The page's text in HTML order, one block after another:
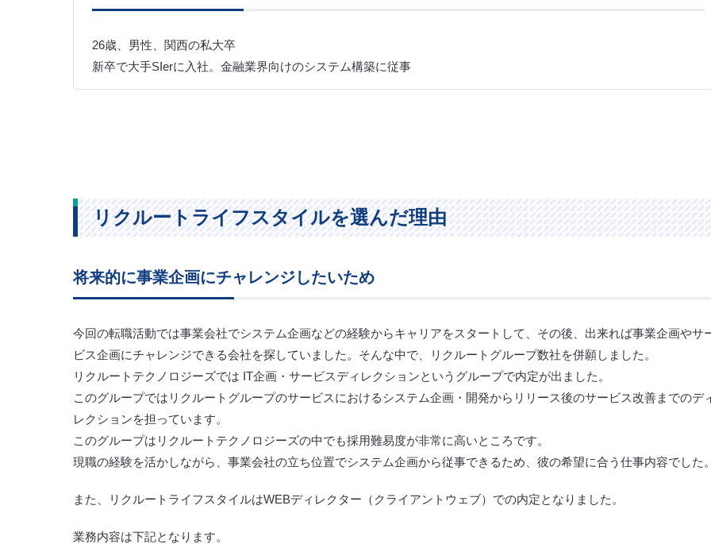
26歳、男性、関西の私大卒
新卒で大手SIerに入社。金融業界向けのシステム構築に従事
リクルートライフスタイルを選んだ理由
将来的に事業企画にチャレンジしたいため
今回の転職活動では事業会社でシステム企画などの経験からキャリアをスタートして、その後、出来れば事業企画やサ
ビス企画にチャレンジできる会社を探していました。そんな中で、リクルートグループ数社を併願しました。
リクルートテクノロジーズでは IT企画・サービスディレクションというグループで内定が出ました。
このグループではリクルートグループのサービスにおけるシステム企画・開発からリリース後のサービス改善までのデ
レクションを担っています。
このグループはリクルートテクノロジーズの中でも採用難易度が非常に高いところです。
現職の経験を活かしながら、事業会社の立ち位置でシステム企画から従事できるため、彼の希望に合う仕事内容でした
また、リクルートライフスタイルはWEBディレクター（クライアントウェブ）での内定となりました。
業務内容は下記となります。